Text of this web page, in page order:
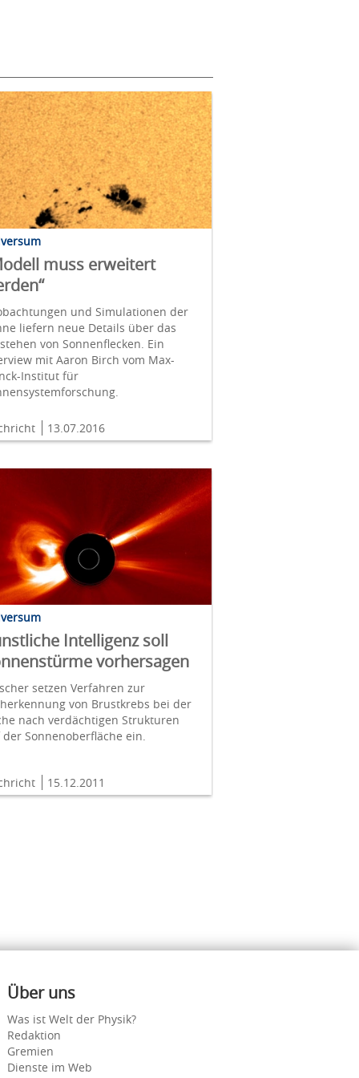
muss erweitert
und Simulationen der
liefern neue Details über das
von Sonnenflecken. Ein
mit Aaron Birch vom Max-
Institut für
13.07.2016
Intelligenz soll
vorhersagen
setzen Verfahren zur
von Brustkrebs bei der
nach verdächtigen Strukturen
der Sonnenoberfläche ein.
15.12.2011
Über uns
Was ist Welt der Physik?
Redaktion
Gremien
Dienste im Web